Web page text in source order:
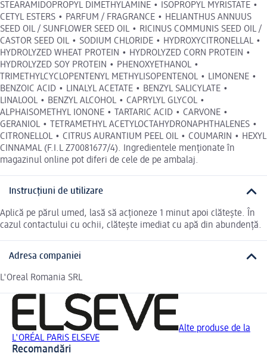
STEARAMIDOPROPYL DIMETHYLAMINE • ISOPROPYL MYRISTATE •
CETYL ESTERS • PARFUM / FRAGRANCE • HELIANTHUS ANNUUS
SEED OIL / SUNFLOWER SEED OIL • RICINUS COMMUNIS SEED OIL /
CASTOR SEED OIL • SODIUM CHLORIDE • HYDROXYCITRONELLAL •
HYDROLYZED WHEAT PROTEIN • HYDROLYZED CORN PROTEIN •
HYDROLYZED SOY PROTEIN • PHENOXYETHANOL •
TRIMETHYLCYCLOPENTENYL METHYLISOPENTENOL • LIMONENE •
BENZOIC ACID • LINALYL ACETATE • BENZYL SALICYLATE •
LINALOOL • BENZYL ALCOHOL • CAPRYLYL GLYCOL •
ALPHAISOMETHYL IONONE • TARTARIC ACID • CARVONE •
GERANIOL • TETRAMETHYL ACETYLOCTAHYDRONAPHTHALENES •
CITRONELLOL • CITRUS AURANTIUM PEEL OIL • COUMARIN • HEXYL
CINNAMAL (F.I.L Z70081677/4). Ingredientele menționate în
magazinul online pot diferi de cele de pe ambalaj.
Instrucțiuni de utilizare
Aplică pe părul umed, lasă să acționeze 1 minut apoi clătește. În
cazul contactului cu ochii, clătește imediat cu apă din abundență.
Adresa companiei
L'Oreal Romania SRL
Alte produse de la
L'ORÉAL PARiS ELSEVE
Recomandări